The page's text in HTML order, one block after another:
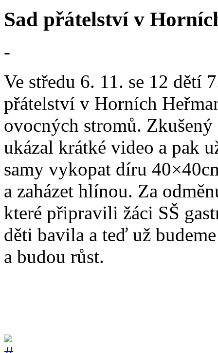
Sad přátelství v
-
Ve středu 6. 11. se 12 dětí
přátelství v Horních
ovocných stromů.
ukázal krátké video a pak
samy vykopat díru
a zaházet hlínou. Za
které připravili žáci SŠ
děti bavila a teď už
a budou růst.